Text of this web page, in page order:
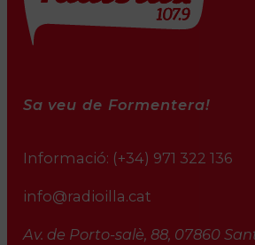
Sa veu de Formentera!
Informació: (+34) 971 322 136
info@radioilla.cat
Av. de Porto-salè, 88, 07860